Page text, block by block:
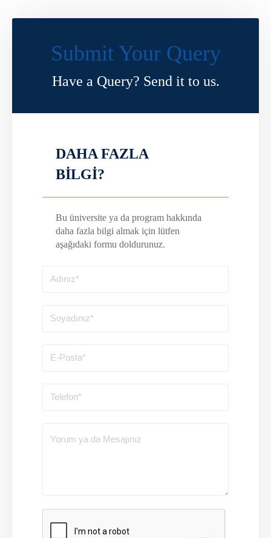
Submit Your Query
Have a Query? Send it to us.
DAHA FAZLA
BİLGİ?
Bu üniversite ya da program hakkında
daha fazla bilgi almak için lütfen
aşağıdaki formu doldurunuz.